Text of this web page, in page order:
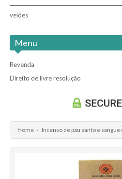
velões
Menu
Revenda
Direito de livre resolução
Home › Incenso de pau santo e sangue